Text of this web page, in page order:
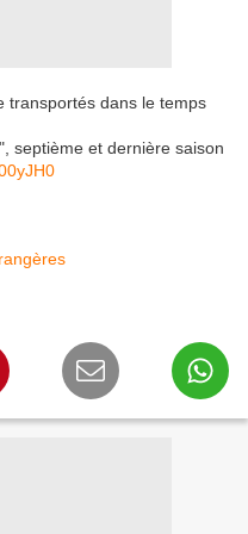
transportés dans le temps
septième et dernière saison